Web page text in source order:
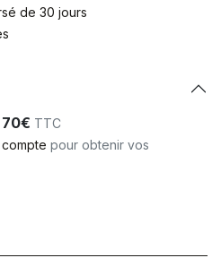
de 30 jours
TTC
pour obtenir vos